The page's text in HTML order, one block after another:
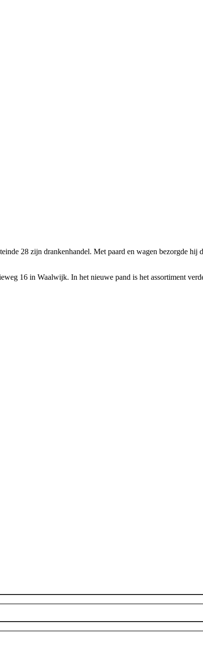
28 zijn drankenhandel. Met paard en wagen bezorgde hij
16 in Waalwijk. In het nieuwe pand is het assortiment